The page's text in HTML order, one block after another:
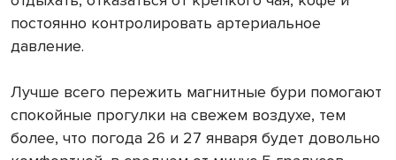
постоянно контролировать артериальное
давление.
Лучше всего пережить магнитные бури помогают
спокойные прогулки на свежем воздухе, тем
более, что погода 26 и 27 января будет довольно